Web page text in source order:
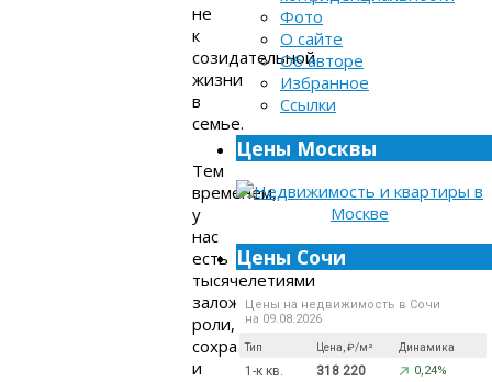
не
к
созидательной
жизни
в
семье.
Тем
временем,
у
нас
есть
тысячелетиями
заложенные
роли,
сохраняющиеся
и
Фото
О сайте
Об авторе
Избранное
Ссылки
Цены Москвы
Цены Сочи
Цены на недвижимость в Сочи
на 09.08.2026
Тип Цена, ₽/м² Динамика
1-к кв. 318 220 0,24%